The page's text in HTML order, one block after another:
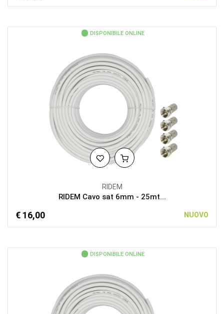
DISPONIBILE ONLINE
RIDEM
RIDEM Cavo sat 6mm - 25mt...
€ 16,00 NUOVO
DISPONIBILE ONLINE